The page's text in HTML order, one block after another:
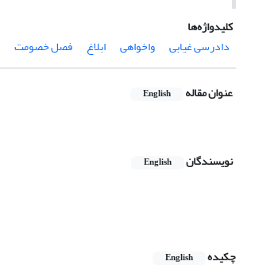
کلیدواژه‌ها
دادرسی غیابی
واخواهی ابلاغ فصل خصومت
عنوان مقاله English
نویسندگان English
چکیده
English